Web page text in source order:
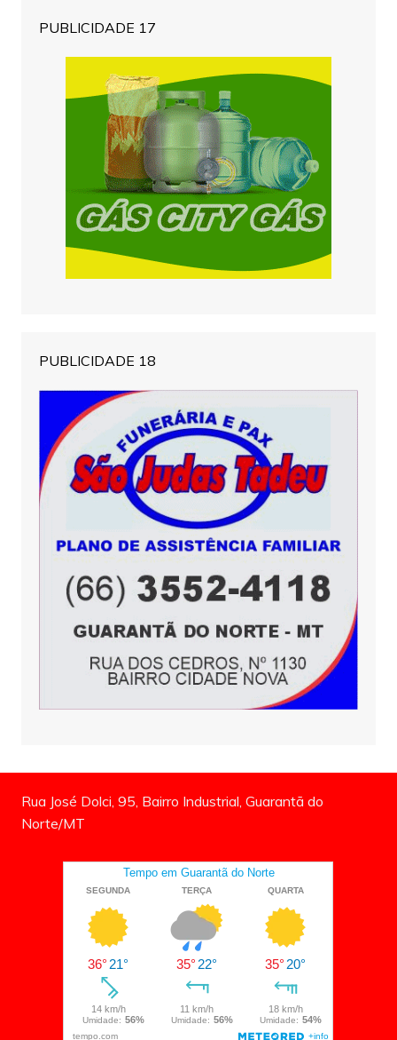
PUBLICIDADE 17
PUBLICIDADE 18
Rua José Dolci, 95, Bairro Industrial, Guarantã do
Norte/MT